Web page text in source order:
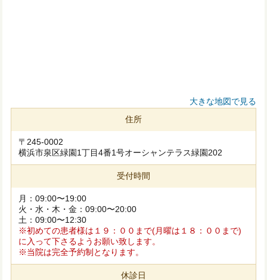
大きな地図で見る
住所
〒245-0002
横浜市泉区緑園1丁目4番1号オーシャンテラス緑園202
受付時間
月：09:00〜19:00
火・水・木・金：09:00〜20:00
土：09:00〜12:30
※初めての患者様は１９：００まで(月曜は１８：００まで)
に入って下さるようお願い致します。
※当院は完全予約制となります。
休診日